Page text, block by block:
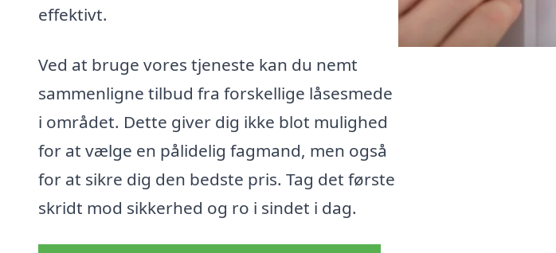
effektivt.
Ved at bruge vores tjeneste kan du nemt
sammenligne tilbud fra forskellige låsesmede
i området. Dette giver dig ikke blot mulighed
for at vælge en pålidelig fagmand, men også
for at sikre dig den bedste pris. Tag det første
skridt mod sikkerhed og ro i sindet i dag.